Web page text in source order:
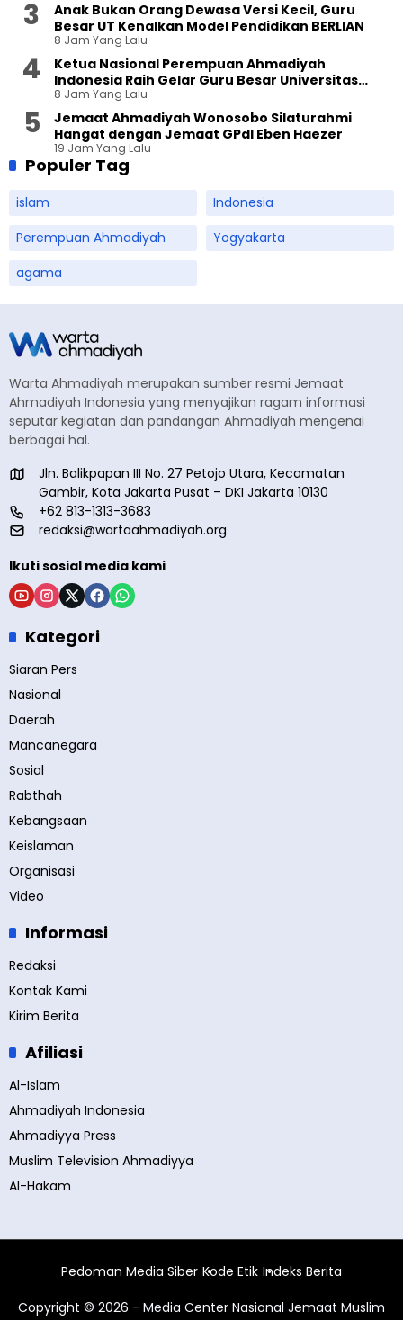
Anak Bukan Orang Dewasa Versi Kecil, Guru
Besar UT Kenalkan Model Pendidikan BERLIAN
8 Jam Yang Lalu
Ketua Nasional Perempuan Ahmadiyah
Indonesia Raih Gelar Guru Besar Universitas
Terbuka
8 Jam Yang Lalu
Jemaat Ahmadiyah Wonosobo Silaturahmi
Hangat dengan Jemaat GPdI Eben Haezer
19 Jam Yang Lalu
Populer Tag
islam
Indonesia
Perempuan Ahmadiyah
Yogyakarta
agama
Warta Ahmadiyah merupakan sumber resmi Jemaat
Ahmadiyah Indonesia yang menyajikan ragam informasi
seputar kegiatan dan pandangan Ahmadiyah mengenai
berbagai hal.
Jln. Balikpapan III No. 27 Petojo Utara, Kecamatan
Gambir, Kota Jakarta Pusat – DKI Jakarta 10130
+62 813-1313-3683
redaksi@wartaahmadiyah.org
Ikuti sosial media kami
Kategori
Siaran Pers
Nasional
Daerah
Mancanegara
Sosial
Rabthah
Kebangsaan
Keislaman
Organisasi
Video
Informasi
Redaksi
Kontak Kami
Kirim Berita
Afiliasi
Al-Islam
Ahmadiyah Indonesia
Ahmadiyya Press
Muslim Television Ahmadiyya
Al-Hakam
Pedoman Media Siber Kode Etik Indeks Berita
Copyright © 2026 - Media Center Nasional Jemaat Muslim